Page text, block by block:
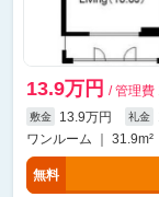
13.9万円 / 管理費
敷金 13.9万円 礼金
ワンルーム ｜ 31.9m²
無料